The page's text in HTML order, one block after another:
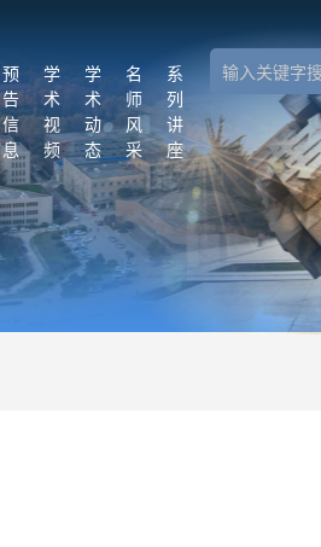
预
告
信
息
学
术
视
频
学
术
动
态
名
师
风
采
系
列
讲
座